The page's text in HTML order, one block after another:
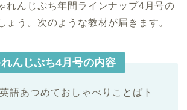
れんじぷち年間ラインナップ4月号の
ょう。次のような教材が届きます。
んじぷち4月号の内容
語あつめておしゃべりことばト